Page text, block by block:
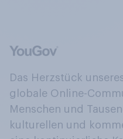
Das Herzstück
globale Online-
Menschen und
kulturellen und